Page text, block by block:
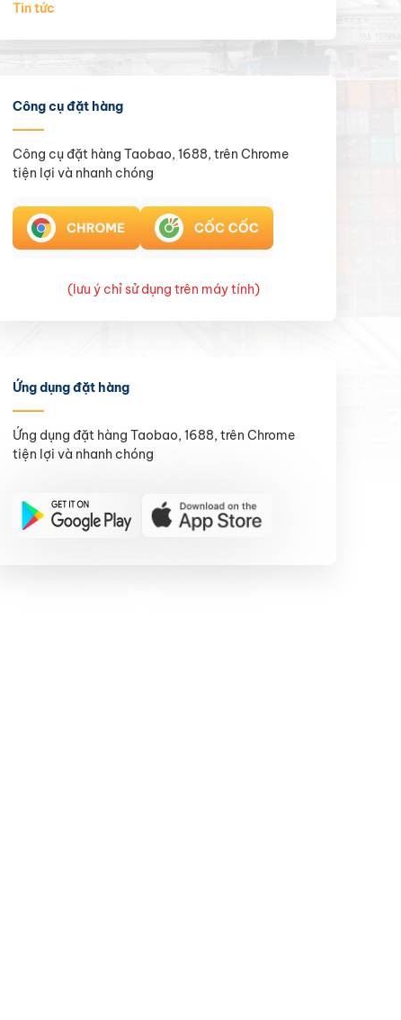
Tin tức
Công cụ đặt hàng
Công cụ đặt hàng Taobao, 1688, trên Chrome
tiện lợi và nhanh chóng
(lưu ý chỉ sử dụng trên máy tính)
Ứng dụng đặt hàng
Ứng dụng đặt hàng Taobao, 1688, trên Chrome
tiện lợi và nhanh chóng